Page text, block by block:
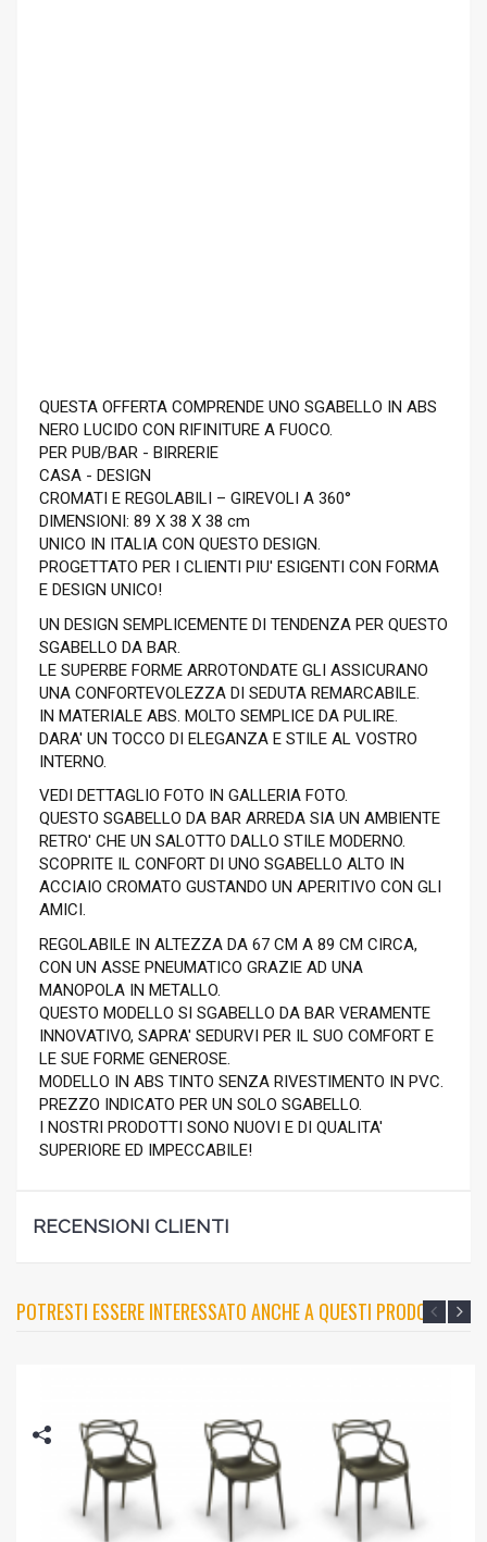
QUESTA OFFERTA COMPRENDE UNO SGABELLO IN ABS
NERO LUCIDO CON RIFINITURE A FUOCO.
PER PUB/BAR - BIRRERIE
CASA - DESIGN
CROMATI E REGOLABILI – GIREVOLI A 360°
DIMENSIONI: 89 X 38 X 38 cm
UNICO IN ITALIA CON QUESTO DESIGN.
PROGETTATO PER I CLIENTI PIU' ESIGENTI CON FORMA
E DESIGN UNICO!
UN DESIGN SEMPLICEMENTE DI TENDENZA PER QUESTO
SGABELLO DA BAR.
LE SUPERBE FORME ARROTONDATE GLI ASSICURANO
UNA CONFORTEVOLEZZA DI SEDUTA REMARCABILE.
IN MATERIALE ABS. MOLTO SEMPLICE DA PULIRE.
DARA' UN TOCCO DI ELEGANZA E STILE AL VOSTRO
INTERNO.
VEDI DETTAGLIO FOTO IN GALLERIA FOTO.
QUESTO SGABELLO DA BAR ARREDA SIA UN AMBIENTE
RETRO' CHE UN SALOTTO DALLO STILE MODERNO.
SCOPRITE IL CONFORT DI UNO SGABELLO ALTO IN
ACCIAIO CROMATO GUSTANDO UN APERITIVO CON GLI
AMICI.
REGOLABILE IN ALTEZZA DA 67 CM A 89 CM CIRCA,
CON UN ASSE PNEUMATICO GRAZIE AD UNA
MANOPOLA IN METALLO.
QUESTO MODELLO SI SGABELLO DA BAR VERAMENTE
INNOVATIVO, SAPRA' SEDURVI PER IL SUO COMFORT E
LE SUE FORME GENEROSE.
MODELLO IN ABS TINTO SENZA RIVESTIMENTO IN PVC.
PREZZO INDICATO PER UN SOLO SGABELLO.
I NOSTRI PRODOTTI SONO NUOVI E DI QUALITA'
SUPERIORE ED IMPECCABILE!
RECENSIONI CLIENTI
POTRESTI ESSERE INTERESSATO ANCHE A QUESTI PRODOTTI?